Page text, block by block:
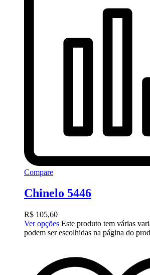
Compare
Chinelo 5446
R$ 105,60
Ver opções Este produto tem várias
podem ser escolhidas na página do